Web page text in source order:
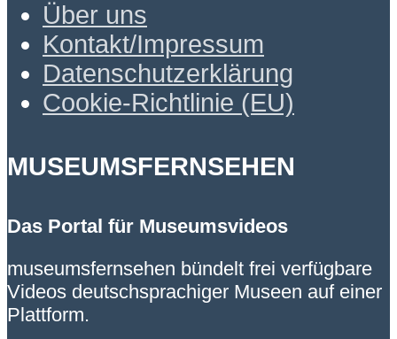
Über uns
Kontakt/Impressum
Datenschutzerklärung
Cookie-Richtlinie (EU)
MUSEUMSFERNSEHEN
Das Portal für Museumsvideos
museumsfernsehen bündelt frei verfügbare
Videos deutschsprachiger Museen auf einer
Plattform.